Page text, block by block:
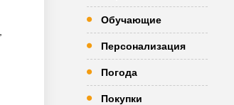
Обучающие
Персонализация
Погода
Покупки